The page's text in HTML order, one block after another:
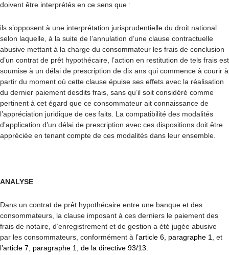
doivent être interprétés en ce sens que :
ils s’opposent à une interprétation jurisprudentielle du droit national
selon laquelle, à la suite de l’annulation d’une clause contractuelle
abusive mettant à la charge du consommateur les frais de conclusion
d’un contrat de prêt hypothécaire, l’action en restitution de tels frais est
soumise à un délai de prescription de dix ans qui commence à courir à
partir du moment où cette clause épuise ses effets avec la réalisation
du dernier paiement desdits frais, sans qu’il soit considéré comme
pertinent à cet égard que ce consommateur ait connaissance de
l’appréciation juridique de ces faits. La compatibilité des modalités
d’application d’un délai de prescription avec ces dispositions doit être
appréciée en tenant compte de ces modalités dans leur ensemble.
ANALYSE
Dans un contrat de prêt hypothécaire entre une banque et des
consommateurs, la clause imposant à ces derniers le paiement des
frais de notaire, d’enregistrement et de gestion a été jugée abusive
par les consommateurs, conformément à l’article 6, paragraphe 1
, et
l’article 7, paragraphe 1, de la directive 93/13.